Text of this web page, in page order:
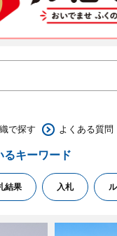
で探す よくある質問
るキーワード
結果 入札